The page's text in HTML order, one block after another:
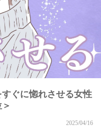
すぐに惚れさせる女性
2025/04/16